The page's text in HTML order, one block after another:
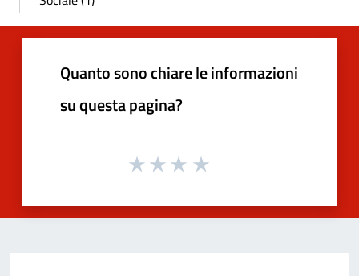
Quanto sono chiare le informazioni
su questa pagina?